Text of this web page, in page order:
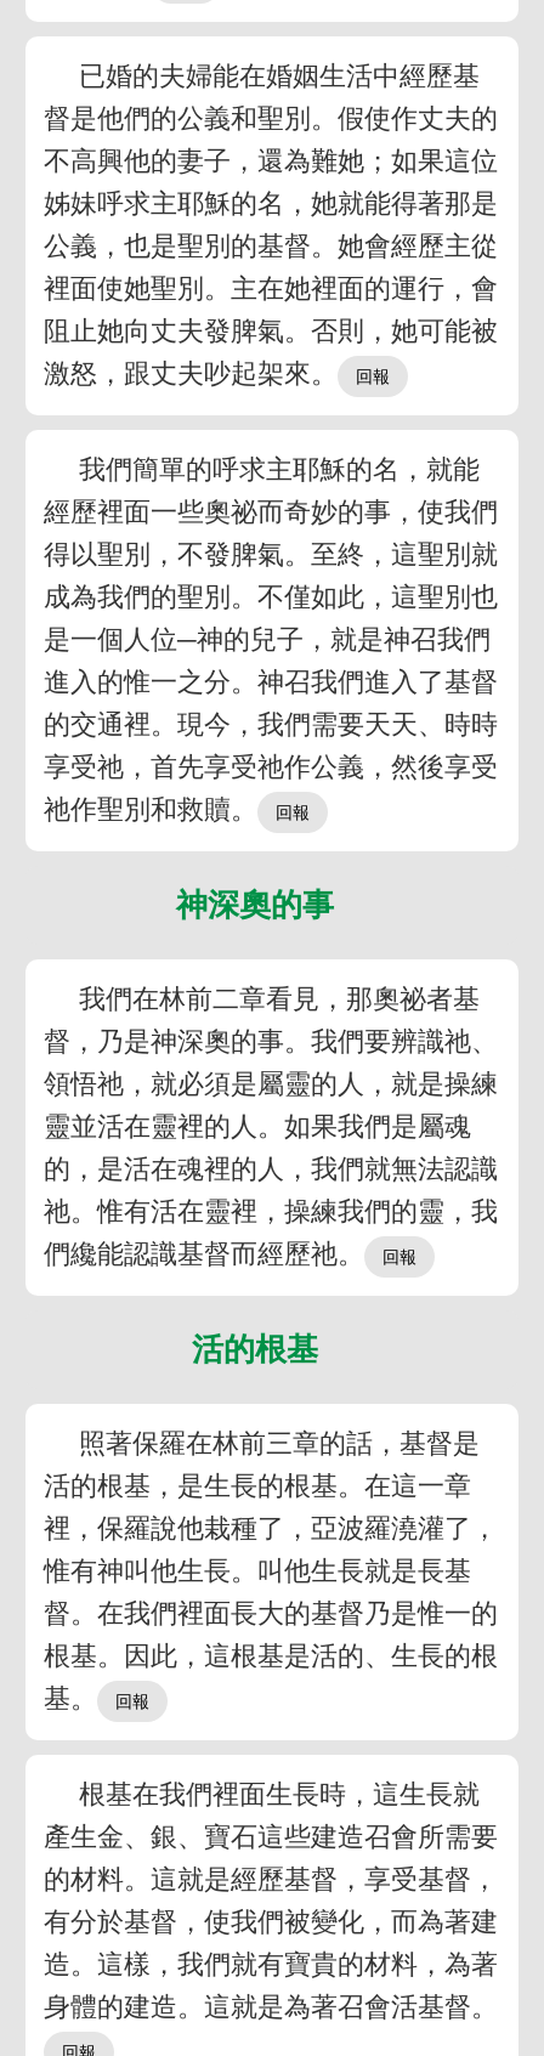
已婚的夫婦能在婚姻生活中經歷基
督是他們的公義和聖別。假使作丈夫的
不高興他的妻子，還為難她；如果這位
姊妹呼求主耶穌的名，她就能得著那是
公義，也是聖別的基督。她會經歷主從
裡面使她聖別。主在她裡面的運行，會
阻止她向丈夫發脾氣。否則，她可能被
激怒，跟丈夫吵起架來。
我們簡單的呼求主耶穌的名，就能
經歷裡面一些奧祕而奇妙的事，使我們
得以聖別，不發脾氣。至終，這聖別就
成為我們的聖別。不僅如此，這聖別也
是一個人位─神的兒子，就是神召我們
進入的惟一之分。神召我們進入了基督
的交通裡。現今，我們需要天天、時時
享受祂，首先享受祂作公義，然後享受
祂作聖別和救贖。
神深奧的事
我們在林前二章看見，那奧祕者基
督，乃是神深奧的事。我們要辨識祂、
領悟祂，就必須是屬靈的人，就是操練
靈並活在靈裡的人。如果我們是屬魂
的，是活在魂裡的人，我們就無法認識
祂。惟有活在靈裡，操練我們的靈，我
們纔能認識基督而經歷祂。
活的根基
照著保羅在林前三章的話，基督是
活的根基，是生長的根基。在這一章
裡，保羅說他栽種了，亞波羅澆灌了，
惟有神叫他生長。叫他生長就是長基
督。在我們裡面長大的基督乃是惟一的
根基。因此，這根基是活的、生長的根
基。
根基在我們裡面生長時，這生長就
產生金、銀、寶石這些建造召會所需要
的材料。這就是經歷基督，享受基督，
有分於基督，使我們被變化，而為著建
造。這樣，我們就有寶貴的材料，為著
身體的建造。這就是為著召會活基督。